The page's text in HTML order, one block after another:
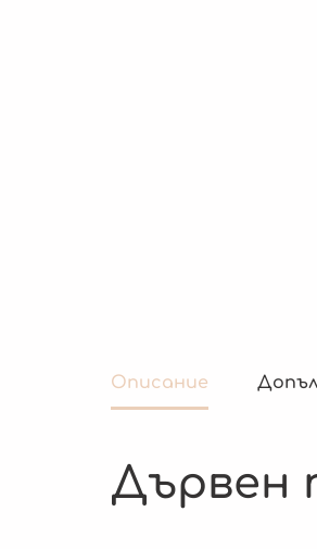
Описание
Дървен